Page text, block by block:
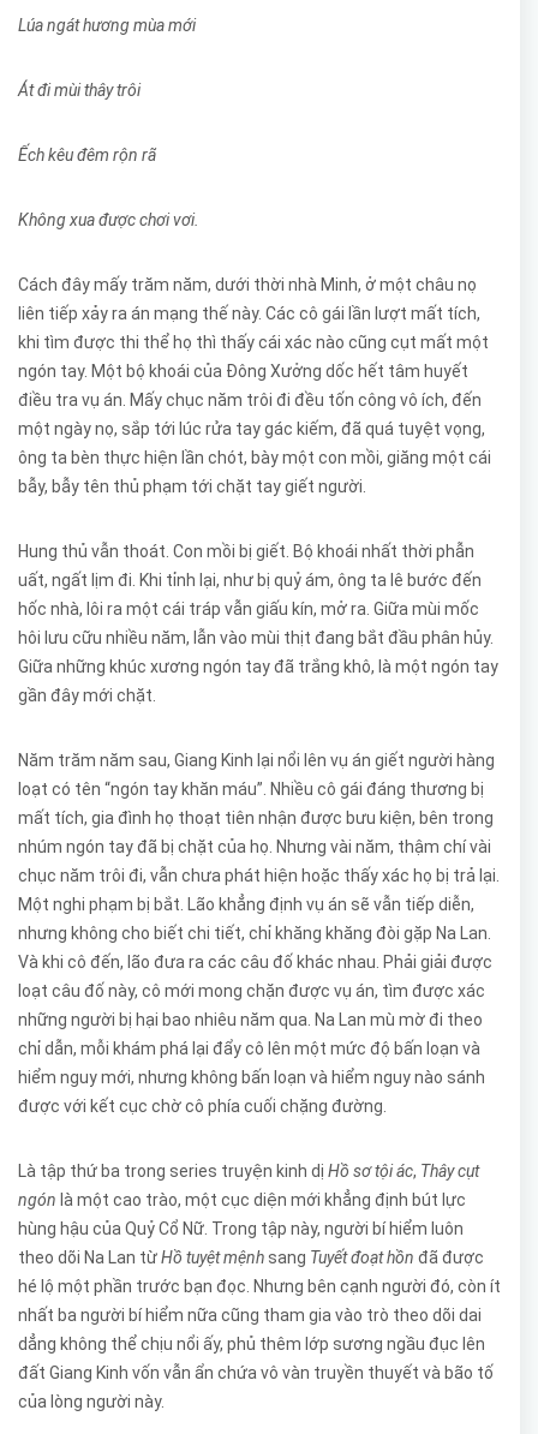
Lúa ngát hương mùa mới
Át đi mùi thây trôi
Ếch kêu đêm rộn rã
Không xua được chơi vơi.
Cách đây mấy trăm năm, dưới thời nhà Minh, ở một châu nọ
liên tiếp xảy ra án mạng thế này. Các cô gái lần lượt mất tích,
khi tìm được thi thể họ thì thấy cái xác nào cũng cụt mất một
ngón tay. Một bộ khoái của Đông Xưởng dốc hết tâm huyết
điều tra vụ án. Mấy chục năm trôi đi đều tốn công vô ích, đến
một ngày nọ, sắp tới lúc rửa tay gác kiếm, đã quá tuyệt vọng,
ông ta bèn thực hiện lần chót, bày một con mồi, giăng một cái
bẫy, bẫy tên thủ phạm tới chặt tay giết người.
Hung thủ vẫn thoát. Con mồi bị giết. Bộ khoái nhất thời phẫn
uất, ngất lịm đi. Khi tỉnh lại, như bị quỷ ám, ông ta lê bước đến
hốc nhà, lôi ra một cái tráp vẫn giấu kín, mở ra. Giữa mùi mốc
hôi lưu cữu nhiều năm, lẫn vào mùi thịt đang bắt đầu phân hủy.
Giữa những khúc xương ngón tay đã trắng khô, là một ngón tay
gần đây mới chặt.
Năm trăm năm sau, Giang Kinh lại nổi lên vụ án giết người hàng
loạt có tên “ngón tay khăn máu”. Nhiều cô gái đáng thương bị
mất tích, gia đình họ thoạt tiên nhận được bưu kiện, bên trong
nhúm ngón tay đã bị chặt của họ. Nhưng vài năm, thậm chí vài
chục năm trôi đi, vẫn chưa phát hiện hoặc thấy xác họ bị trả lại.
Một nghi phạm bị bắt. Lão khẳng định vụ án sẽ vẫn tiếp diễn,
nhưng không cho biết chi tiết, chỉ khăng khăng đòi gặp Na Lan.
Và khi cô đến, lão đưa ra các câu đố khác nhau. Phải giải được
loạt câu đố này, cô mới mong chặn được vụ án, tìm được xác
những người bị hại bao nhiêu năm qua. Na Lan mù mờ đi theo
chỉ dẫn, mỗi khám phá lại đẩy cô lên một mức độ bấn loạn và
hiểm nguy mới, nhưng không bấn loạn và hiểm nguy nào sánh
được với kết cục chờ cô phía cuối chặng đường.
Là tập thứ ba trong series truyện kinh dị Hồ sơ tội ác, Thây cụt
ngón là một cao trào, một cục diện mới khẳng định bút lực
hùng hậu của Quỷ Cổ Nữ. Trong tập này, người bí hiểm luôn
theo dõi Na Lan từHồ tuyệt mệnhsang Tuyết đoạt hồn đã được
hé lộ một phần trước bạn đọc. Nhưng bên cạnh người đó, còn ít
nhất ba người bí hiểm nữa cũng tham gia vào trò theo dõi dai
dẳng không thể chịu nổi ấy, phủ thêm lớp sương ngầu đục lên
đất Giang Kinh vốn vẫn ẩn chứa vô vàn truyền thuyết và bão tố
của lòng người này.